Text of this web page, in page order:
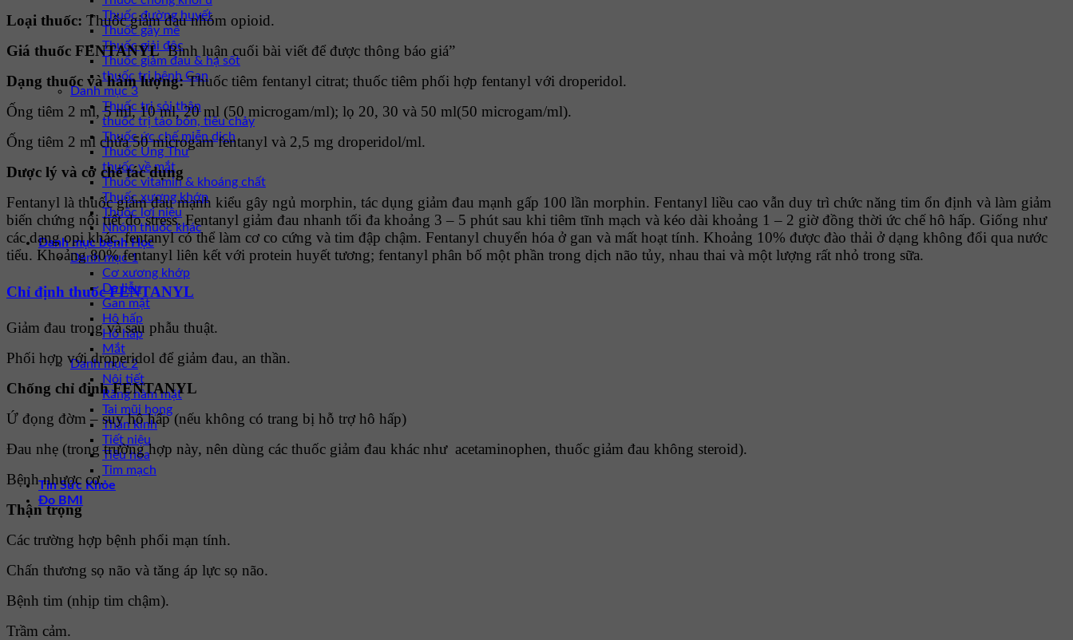
Thuốc đường huyết
Thuốc gây mê
Thuốc giải độc
Thuốc giảm đau & hạ sốt
thuốc trị bệnh Gan
Danh mục 3
Thuốc trị sỏi thận
thuốc trị táo bón, tiêu chảy
Thuốc ức chế miễn dịch
Thuốc Ung Thư
thuốc về mắt
Thuốc vitamin & khoáng chất
Thuốc xương khớp
Thuốc lợi niệu
Nhóm thuốc khác
Danh mục bệnh Học
Danh mục 1
Cơ xương khớp
Da liễu
Gan mật
Hô hấp
Hô hấp
Mắt
Danh mục 2
Nội tiết
Răng hàm mặt
Tai mũi họng
Thần kinh
Tiết niệu
Tiêu hóa
Tim mạch
Tin Sức Khỏe
Đo BMI
Loại thuốc: Thuốc giảm đau nhóm opioid.
Giá thuốc FENTANYLBình luận cuối bài viết để được thông báo giá”
Dạng thuốc và hàm lượng:Thuốc tiêm fentanyl citrat; thuốc tiêm phối hợp fentanyl với droperidol.
Ống tiêm 2 ml, 5 ml, 10 ml, 20 ml (50 microgam/ml); lọ 20, 30 và 50 ml(50 microgam/ml).
Ống tiêm 2 ml chứa 50 microgam fentanyl và 2,5 mg droperidol/ml.
Dược lý và cơ chế tác dụng
Fentanyl là thuốc giảm đau mạnh kiểu gây ngủ morphin, tác dụng giảm đau mạnh gấp 100 lần morphin. Fentanyl liều cao vẫn duy trì chức năng tim ổn định và làm giảm
biến chứng nội tiết do stress. Fentanyl giảm đau nhanh tối đa khoảng 3 – 5 phút sau khi tiêm tĩnh mạch và kéo dài khoảng 1 – 2 giờ đồng thời ức chế hô hấp. Giống như
các dạng opi khác, fentanyl có thể làm cơ co cứng và tim đập chậm. Fentanyl chuyển hóa ở gan và mất hoạt tính. Khoảng 10% được đào thải ở dạng không đổi qua nước
tiểu. Khoảng 80% fentanyl liên kết với protein huyết tương; fentanyl phân bố một phần trong dịch não tủy, nhau thai và một lượng rất nhỏ trong sữa.
Chỉ định thuốc FENTANYL
Giảm đau trong và sau phẫu thuật.
Phối hợp với droperidol để giảm đau, an thần.
Chống chỉ định FENTANYL
Ứ đọng đờm – suy hô hấp (nếu không có trang bị hỗ trợ hô hấp)
Ðau nhẹ (trong trường hợp này, nên dùng các thuốc giảm đau khác như acetaminophen, thuốc giảm đau không steroid).
Bệnh nhược cơ.
Thận trọng
Các trường hợp bệnh phổi mạn tính.
Chấn thương sọ não và tăng áp lực sọ não.
Bệnh tim (nhịp tim chậm).
Trầm cảm.